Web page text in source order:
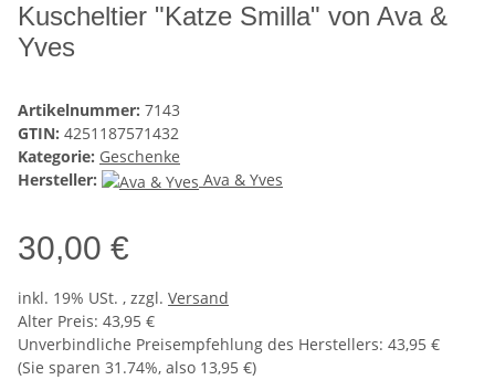
Kuscheltier "Katze Smilla" von Ava &
Yves
Artikelnummer: 7143
GTIN: 4251187571432
Kategorie: Geschenke
Hersteller:
Ava & Yves
30,00 €
inkl. 19% USt. , zzgl. Versand
Alter Preis: 43,95 €
Unverbindliche Preisempfehlung des Herstellers: 43,95 €
(Sie sparen 31.74%, also 13,95 €)